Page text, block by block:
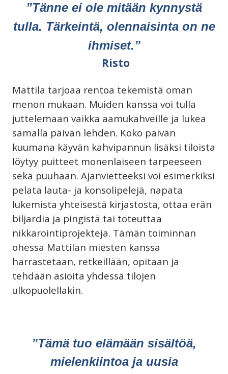
”Tänne ei ole mitään kynnystä
tulla. Tärkeintä, olennaisinta on ne
ihmiset.”
Risto
Mattila tarjoaa rentoa tekemistä oman
menon mukaan. Muiden kanssa voi tulla
juttelemaan vaikka aamukahveille ja lukea
samalla päivän lehden. Koko päivän
kuumana käyvän kahvipannun lisäksi tiloista
löytyy puitteet monenlaiseen tarpeeseen
sekä puuhaan. Ajanvietteeksi voi esimerkiksi
pelata lauta- ja konsolipelejä, napata
lukemista yhteisestä kirjastosta, ottaa erän
biljardia ja pingistä tai toteuttaa
nikkarointiprojekteja. Tämän toiminnan
ohessa Mattilan miesten kanssa
harrastetaan, retkeillään, opitaan ja
tehdään asioita yhdessä tilojen
ulkopuolellakin.
”Tämä tuo elämään sisältöä,
mielenkiintoa ja uusia